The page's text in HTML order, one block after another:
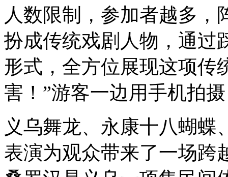
人数限制，参加者越多，
扮成传统戏剧人物，通过
形式，全方位展现这项传
害！”游客一边用手机拍
义乌舞龙、永康十八蝴
表演为观众带来了一场跨